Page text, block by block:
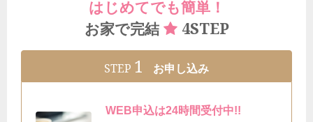
はじめてでも簡単！
お家で完結
4STEP
STEP 1 お申し込み
WEB申込は24時間受付中!!